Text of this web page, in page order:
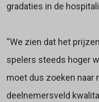
gradaties in de
“We zien dat het
spelers steeds hoger
moet dus zoeken naar
deelnemersveld